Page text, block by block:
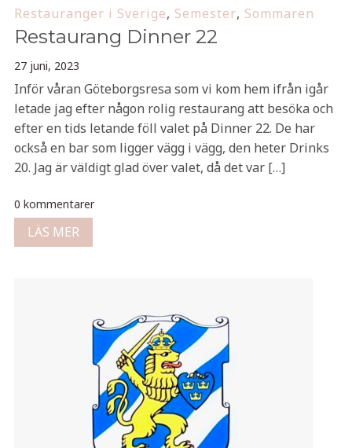
Restauranger i Sverige, Semester, Sommaren
Restaurang Dinner 22
27 juni, 2023
Inför våran Göteborgsresa som vi kom hem ifrån igår
letade jag efter någon rolig restaurang att besöka och
efter en tids letande föll valet på Dinner 22. De har
också en bar som ligger vägg i vägg, den heter Drinks
20. Jag är väldigt glad över valet, då det var […]
0 kommentarer
LÄS MER